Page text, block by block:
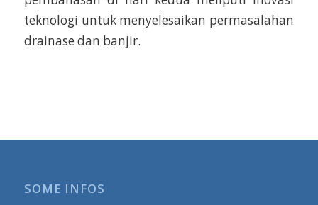
teknologi untuk menyelesaikan permasalahan
drainase dan banjir.
SOME INFOS